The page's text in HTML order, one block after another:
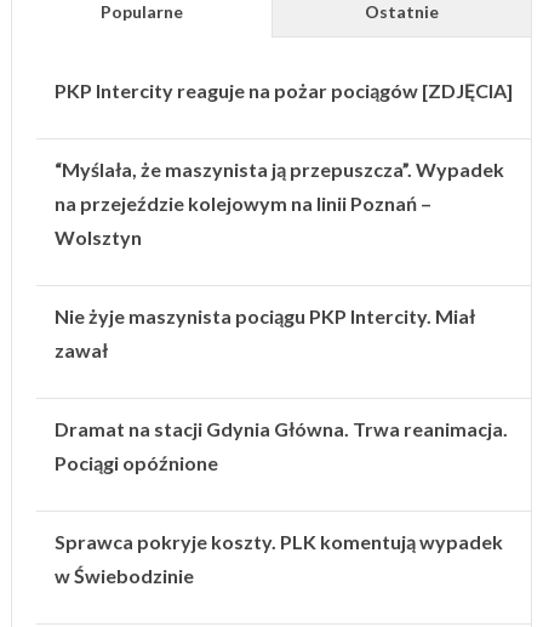
Popularne Ostatnie
PKP Intercity reaguje na pożar pociągów [ZDJĘCIA]
“Myślała, że maszynista ją przepuszcza”. Wypadek
na przejeździe kolejowym na linii Poznań –
Wolsztyn
Nie żyje maszynista pociągu PKP Intercity. Miał
zawał
Dramat na stacji Gdynia Główna. Trwa reanimacja.
Pociągi opóźnione
Sprawca pokryje koszty. PLK komentują wypadek
w Świebodzinie